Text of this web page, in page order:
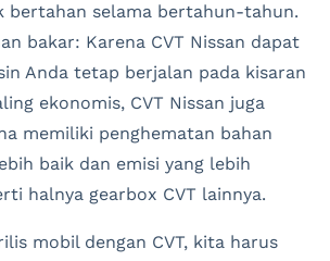
bertahan selama bertahun-tahun.
bakar: Karena CVT Nissan dapat
Anda tetap berjalan pada kisaran
ekonomis, CVT Nissan juga
memiliki penghematan bahan
baik dan emisi yang lebih
halnya gearbox CVT lainnya.
mobil dengan CVT, kita harus